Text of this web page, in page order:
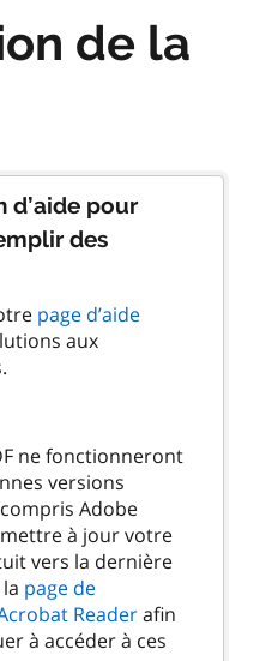
de la
d’aide pour
des
page d’aide
aux
ne fonctionneront
versions
compris Adobe
mettre à jour votre
vers la dernière
page de
Readerafin
à accéder à ces